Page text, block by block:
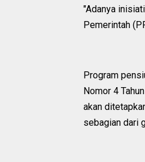
"Adanya
Pemerintah
Program
Nomor 4
akan
sebagian dari